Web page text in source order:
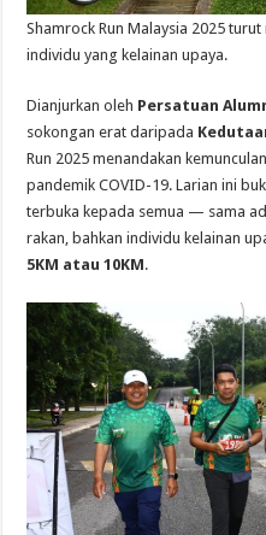
Shamrock Run Malaysia 2025
individu yang kelainan upaya.
Dianjurkan oleh Persatuan
sokongan erat daripada
Run 2025 menandakan
pandemik COVID-19. Larian ini
terbuka kepada semua — sama
rakan, bahkan individu kelainan
5KM atau 10KM.